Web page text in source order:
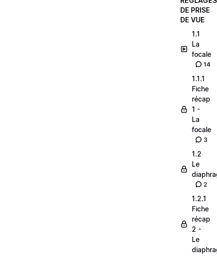
DE PRISE
DE VUE
1.1
La
focale
14
1.1.1
Fiche
récap
1 -
La
focale
3
1.2
Le
2
1.2.1
Fiche
récap
2 -
Le